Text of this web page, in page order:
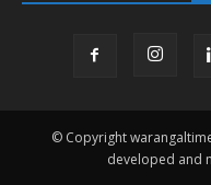
© Copyright
developed and